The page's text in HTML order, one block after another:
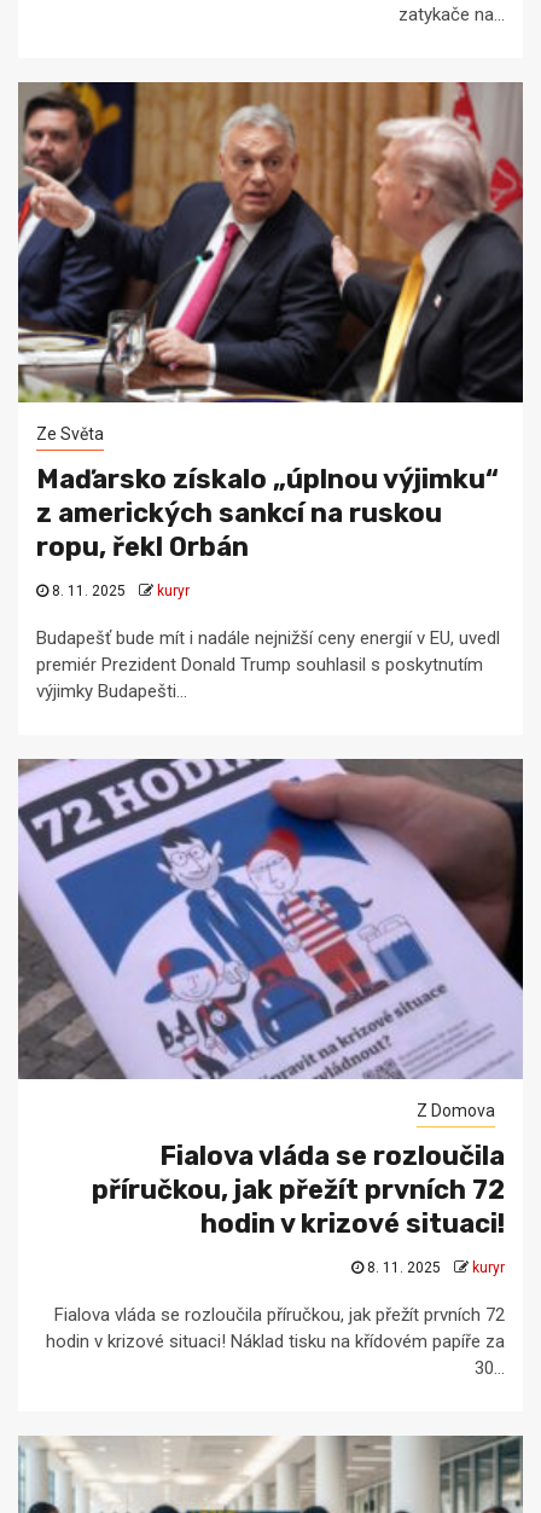
zatykače na...
Ze Světa
Maďarsko získalo „úplnou výjimku“
z amerických sankcí na ruskou
ropu, řekl Orbán
8. 11. 2025 kuryr
Budapešť bude mít i nadále nejnižší ceny energií v EU, uvedl
premiér Prezident Donald Trump souhlasil s poskytnutím
výjimky Budapešti...
Z Domova
Fialova vláda se rozloučila
příručkou, jak přežít prvních 72
hodin v krizové situaci!
8. 11. 2025 kuryr
Fialova vláda se rozloučila příručkou, jak přežít prvních 72
hodin v krizové situaci! Náklad tisku na křídovém papíře za
30...